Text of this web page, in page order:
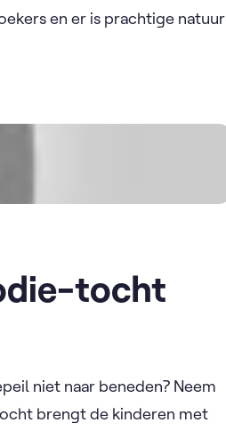
en er is prachtige natuur
tocht
niet naar beneden? Neem
brengt de kinderen met